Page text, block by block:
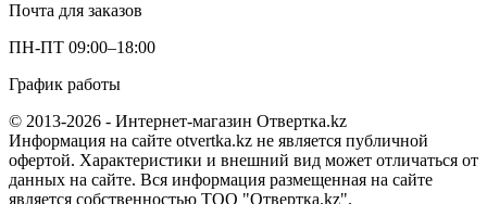
Почта для заказов
ПН-ПТ 09:00–18:00
График работы
© 2013-2026 - Интернет-магазин Отвертка.kz
Информация на сайте otvertka.kz не является публичной
офертой. Характеристики и внешний вид может отличаться от
данных на сайте. Вся информация размещенная на сайте
является собственностью ТОО "Отвертка.kz".